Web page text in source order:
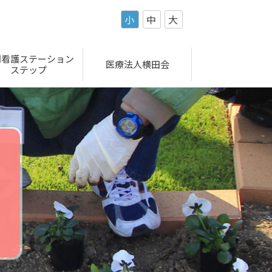
小 中 大
護ステーション
ステップ
医療法人横田会